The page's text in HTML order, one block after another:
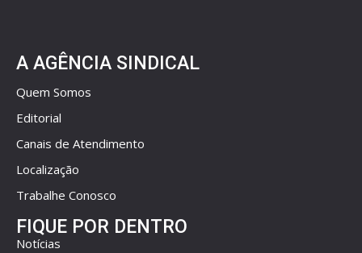
A AGÊNCIA SINDICAL
Quem Somos
Editorial
Canais de Atendimento
Localização
Trabalhe Conosco
FIQUE POR DENTRO
Notícias